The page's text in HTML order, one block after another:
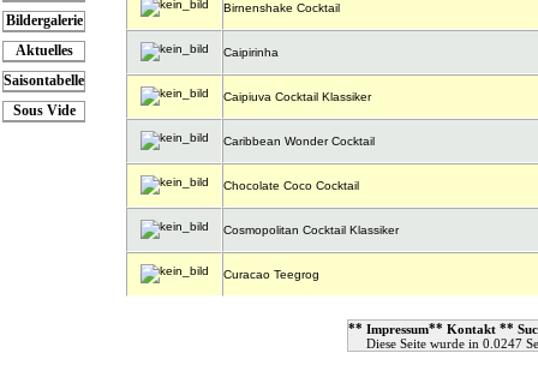
Bildergalerie
Aktuelles
Saisontabelle
Sous Vide
Birnenshake Cocktail
Caipirinha
Caipiuva Cocktail Klassiker
Caribbean Wonder Cocktail
Chocolate Coco Cocktail
Cosmopolitan Cocktail Klassiker
Curacao Teegrog
** Impressum** Kontakt **
Diese Seite wurde in 0.0247